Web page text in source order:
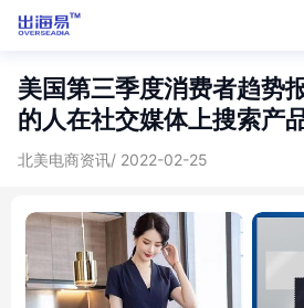
美国第三季度消费者趋势
的人在社交媒体上搜索产
北美电商资讯/ 2022-02-25